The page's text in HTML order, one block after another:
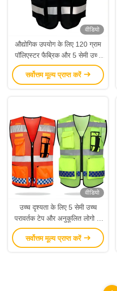
वीडियो
औद्योगिक उपयोग के लिए 120 ग्राम
पॉलिएस्टर फैब्रिक और 5 सेमी उच्च
रिफ्लेक्टिव टेप के साथ 360 डिग्री
रिफ्लेक्टिव सुरक्षा बनियान
सर्वोत्तम मूल्य प्राप्त करें
वीडियो
उच्च दृश्यता के लिए 5 सेमी उच्च
परावर्तक टेप और अनुकूलित लोगो के
साथ 120 ग्राम पॉलिएस्टर जाल
परावर्तक सुरक्षा जाली
सर्वोत्तम मूल्य प्राप्त करें